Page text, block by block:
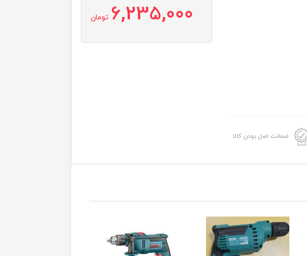
ضمانت اصل بودن کالا
6,235,000 تومان